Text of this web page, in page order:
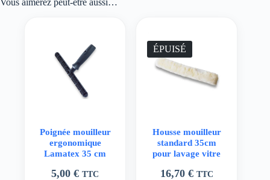
Vous aimerez peut-être aussi…
Poignée mouilleur
ergonomique
Lamatex 35 cm
5,00€ TTC
ÉPUISÉ
Housse mouilleur
standard 35cm
pour lavage vitre
16,70 € TTC